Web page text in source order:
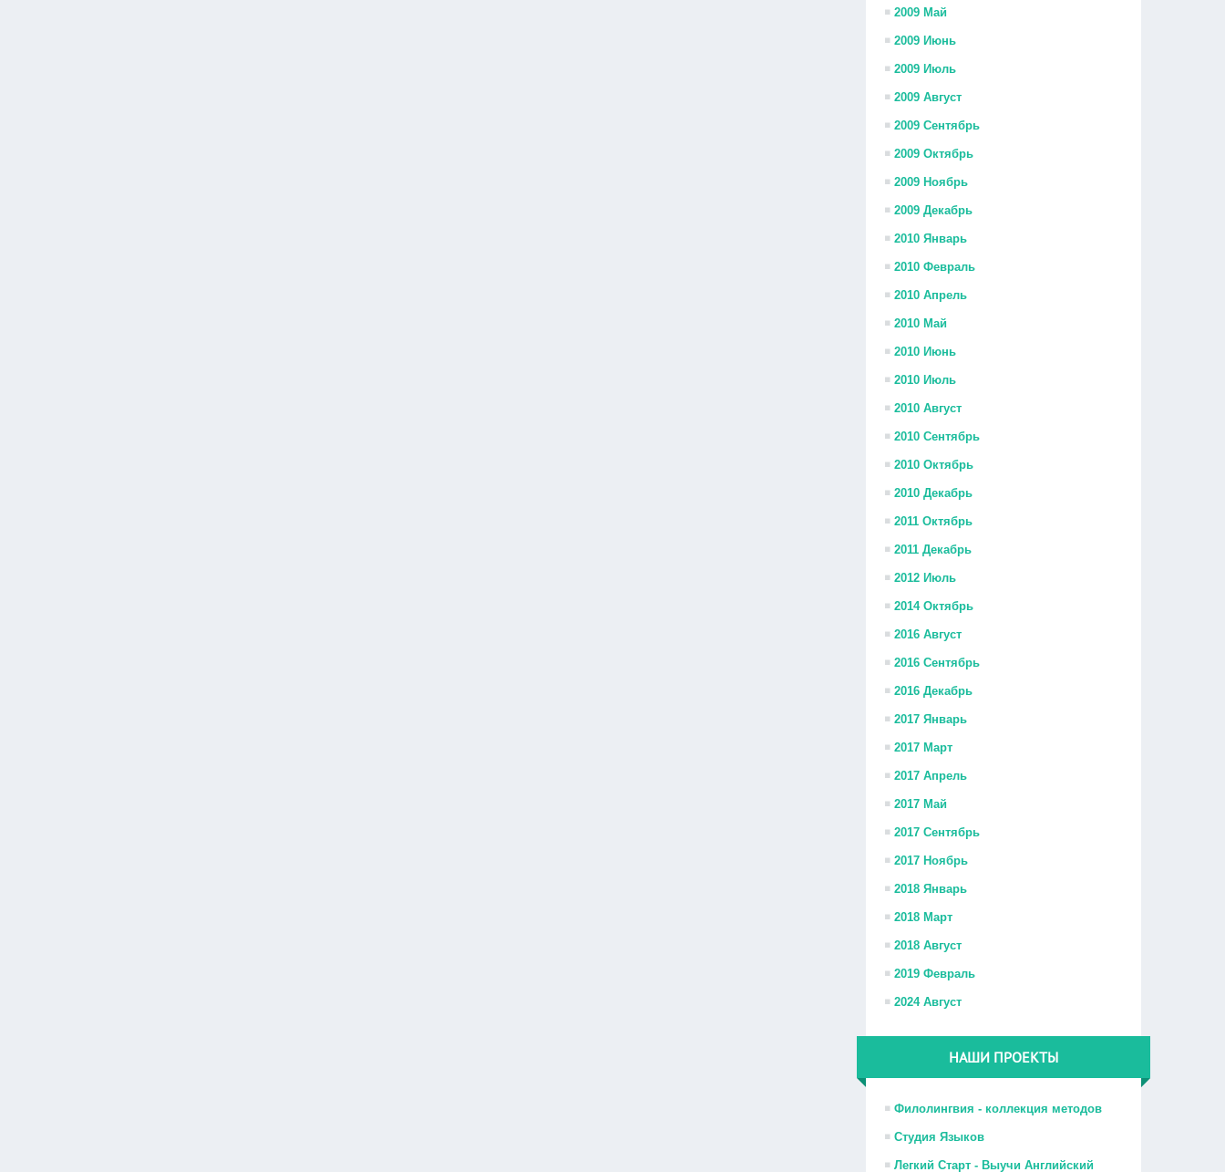
2009 Май
2009 Июнь
2009 Июль
2009 Август
2009 Сентябрь
2009 Октябрь
2009 Ноябрь
2009 Декабрь
2010 Январь
2010 Февраль
2010 Апрель
2010 Май
2010 Июнь
2010 Июль
2010 Август
2010 Сентябрь
2010 Октябрь
2010 Декабрь
2011 Октябрь
2011 Декабрь
2012 Июль
2014 Октябрь
2016 Август
2016 Сентябрь
2016 Декабрь
2017 Январь
2017 Март
2017 Апрель
2017 Май
2017 Сентябрь
2017 Ноябрь
2018 Январь
2018 Март
2018 Август
2019 Февраль
2024 Август
НАШИ ПРОЕКТЫ
Филолингвия - коллекция методов
Студия Языков
Легкий Старт - Выучи Английский